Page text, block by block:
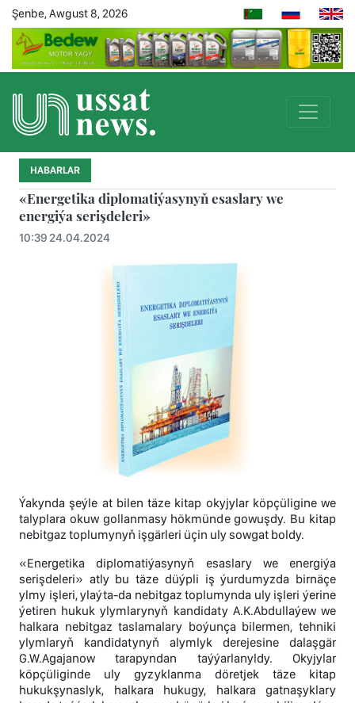
Şenbe, Awgust 8, 2026
HABARLAR
«Energetika diplomatiýasynyň esaslary we
energiýa serişdeleri»
10:39 24.04.2024
Ýakynda şeýle at bilen täze kitap okyjylar köpçüligine we
talyplara okuw gollanmasy hökmünde gowuşdy. Bu kitap
nebitgaz toplumynyň işgärleri üçin uly sowgat boldy.
«Energetika diplomatiýasynyň esaslary we energiýa
serişdeleri» atly bu täze düýpli iş ýurdumyzda birnäçe
ylmy işleri, ylaýta-da nebitgaz toplumynda uly işleri ýerine
ýetiren hukuk ylymlarynyň kandidaty A.K.Abdullaýew we
halkara nebitgaz taslamalary boýunça bilermen, tehniki
ylymlaryň kandidatynyň alymlyk derejesine dalaşgär
G.W.Agajanow tarapyndan taýýarlanyldy. Okyjylar
köpçüliginde uly gyzyklanma döretjek täze kitap
hukukşynaslyk, halkara hukugy, halkara gatnaşyklary